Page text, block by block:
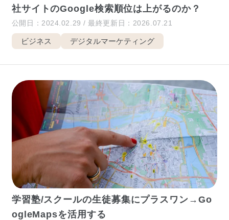
社サイトのGoogle検索順位は上がるのか？
公開日：2024.02.29 / 最終更新日：2026.07.21
ビジネス デジタルマーケティング
学習塾/スクールの生徒募集にプラスワン→Go
ogleMapsを活用する